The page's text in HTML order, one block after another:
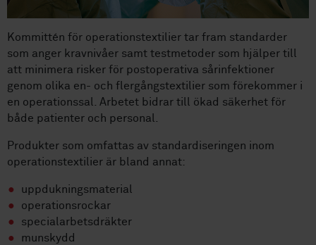
Kommittén för operationstextilier tar fram standarder
som anger kravnivåer samt testmetoder som hjälper till
att minimera risker för postoperativa sårinfektioner
genom olika en- och flergångstextilier som förekommer i
en operationssal. Arbetet bidrar till ökad säkerhet för
både patienter och personal.
Produkter som omfattas av standardiseringen inom
operationstextilier är bland annat:
uppdukningsmaterial
operationsrockar
specialarbetsdräkter
munskydd